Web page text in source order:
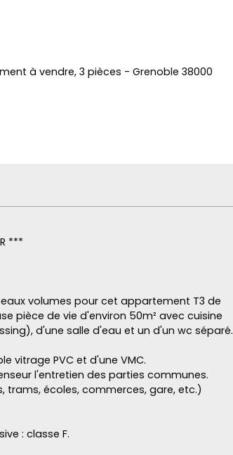
à vendre, 3 pièces - Grenoble 38000
***
volumes pour cet appartement T3 de
pièce de vie d'environ 50m² avec cuisine
d'une salle d'eau et un d'un wc séparé.
vitrage PVC et d'une VMC.
l'entretien des parties communes.
écoles, commerces, gare, etc.)
: classe F.